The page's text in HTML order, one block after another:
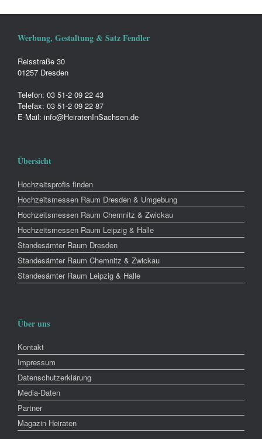
Werbung, Gestaltung & Satz Fendler
Reisstraße 30
01257 Dresden
Telefon: 03 51-2 09 22 43
Telefax: 03 51-2 09 22 87
E-Mail: info@HeiratenInSachsen.de
Übersicht
Hochzeitsprofis finden
Hochzeitsmessen Raum Dresden & Umgebung
Hochzeitsmessen Raum Chemnitz & Zwickau
Hochzeitsmessen Raum Leipzig & Halle
Standesämter Raum Dresden
Standesämter Raum Chemnitz & Zwickau
Standesämter Raum Leipzig & Halle
Über uns
Kontakt
Impressum
Datenschutzerklärung
Media-Daten
Partner
Magazin Heiraten